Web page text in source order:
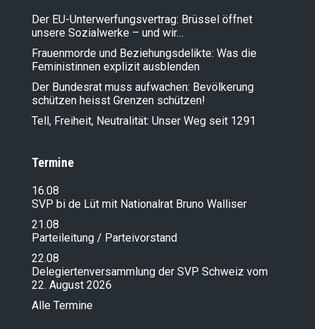
Der EU-Unterwerfungsvertrag: Brüssel öffnet
unsere Sozialwerke – und wir…
Frauenmorde und Beziehungsdelikte: Was die
Feministinnen explizit ausblenden
Der Bundesrat muss aufwachen: Bevölkerung
schützen heisst Grenzen schützen!
Tell, Freiheit, Neutralität: Unser Weg seit 1291
Termine
16.08
SVP bi de Lüt mit Nationalrat Bruno Walliser
21.08
Parteileitung / Parteivorstand
22.08
Delegiertenversammlung der SVP Schweiz vom
22. August 2026
Alle Termine